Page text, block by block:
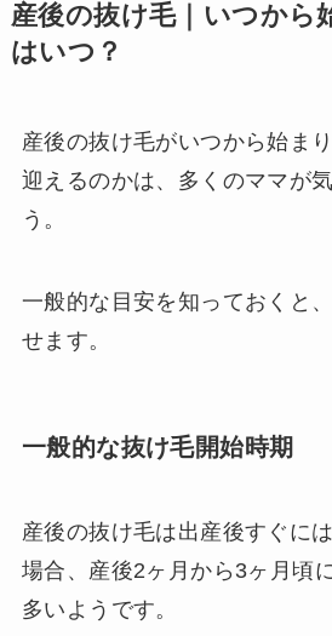
産後の抜け毛｜いつから
はいつ？
産後の抜け毛がいつから始ま
迎えるのかは、多くのママが
う。
一般的な目安を知っておくと
せます。
一般的な抜け毛開始時期
産後の抜け毛は出産後すぐに
場合、産後2ヶ月から3ヶ月頃
多いようです。